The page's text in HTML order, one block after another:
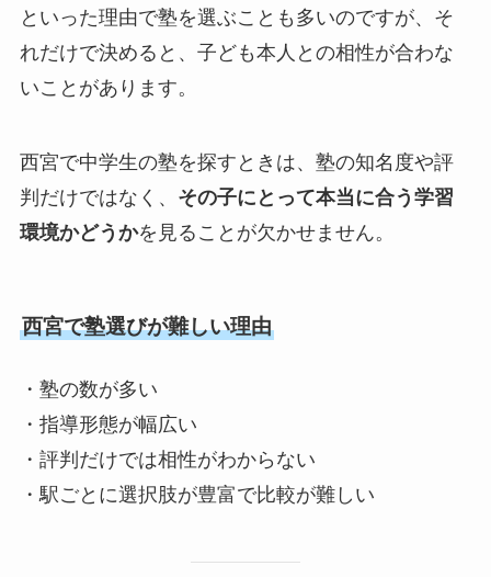
といった理由で塾を選ぶことも多いのですが、そ
れだけで決めると、子ども本人との相性が合わな
いことがあります。
西宮で中学生の塾を探すときは、塾の知名度や評
判だけではなく、 その子にとって本当に合う学習
環境かどうかを見ることが欠かせません。
西宮で塾選びが難しい理由
・塾の数が多い
・指導形態が幅広い
・評判だけでは相性がわからない
・駅ごとに選択肢が豊富で比較が難しい